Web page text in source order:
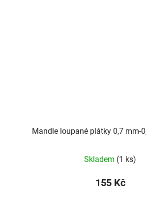
Mandle loupané plátky 0,7 mm-
Skladem (1 ks)
155 Kč